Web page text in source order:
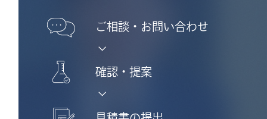
ご相談・ お問い合わせ
確認・提案